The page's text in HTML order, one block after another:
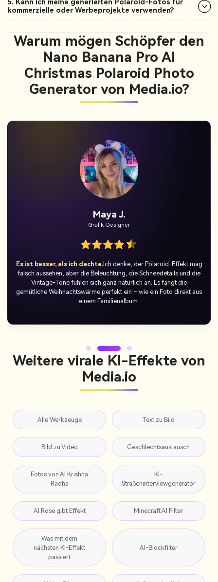
5. Kann ich meine generierten Polaroid-Fotos für
kommerzielle oder Werbeprojekte verwenden?
Warum mögen Schöpfer den
Nano Banana Pro AI
Christmas Polaroid Photo
Generator von Media.io?
Jordan Pass.
Temporäre Benutzer
Die perfekte Urlaubsüberraschung.Ich bin in den Weihnachts-
Polaroid-Trend eingeschlossen und habe meine KI-Fotos auf
TikTok gepostet – die Reaktion war unglaublich! Jeder liebt den
nostalgischen Film-Look und den Urlaubshintergrund. Das ist mein
Lieblings-Urlaubsbeitrag dieses Jahres.
Weitere virale KI-Effekte von
Media.io
Alle Werkzeuge Text zu Bild
Bild zu Video Geschlechtsaustausch
Fotos von AI Krishna
Radha
KI-
Straßeninterviewgenerator
AI Rose gibt Effekt Minecraft AI Filter
Was mit dem
nächsten KI-Effekt
passiert
AI-Blockfilter